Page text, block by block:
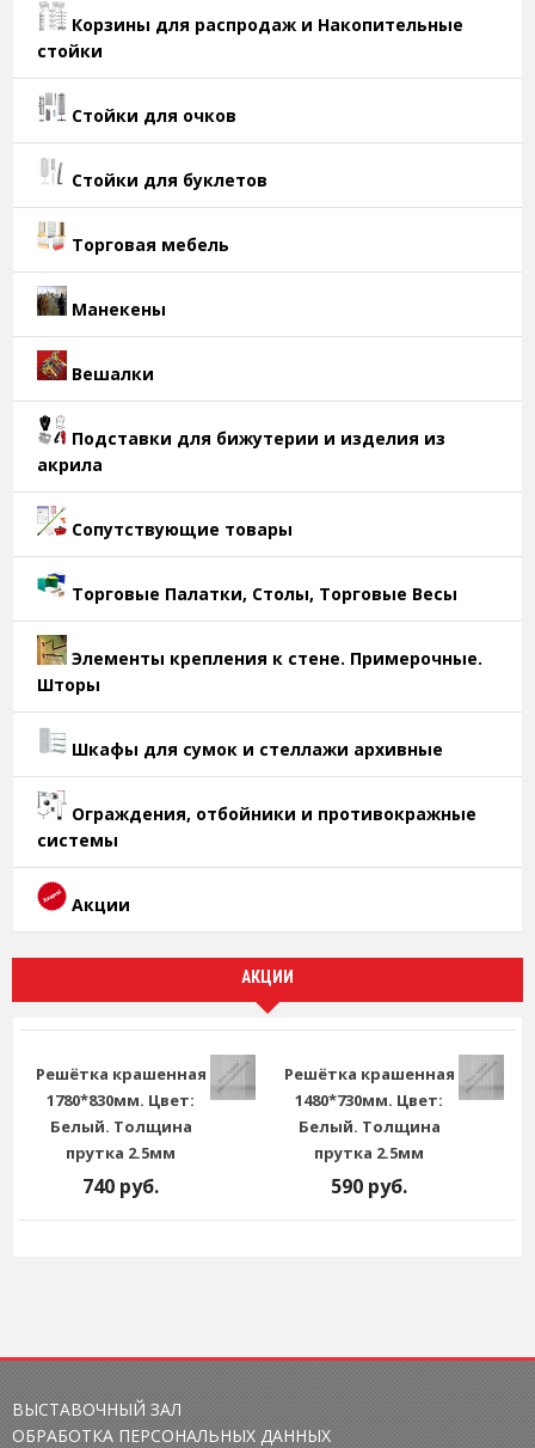
Корзины для распродаж и Накопительные
стойки
Стойки для очков
Стойки для буклетов
Торговая мебель
Манекены
Вешалки
Подставки для бижутерии и изделия из
акрила
Сопутствующие товары
Торговые Палатки, Столы, Торговые Весы
Элементы крепления к стене. Примерочные.
Шторы
Шкафы для сумок и стеллажи архивные
Ограждения, отбойники и противокражные
системы
Акции
АКЦИИ
Решётка крашенная
1780*830мм. Цвет:
Белый. Толщина
прутка 2.5мм
740 руб.
Решётка крашенная
1480*730мм. Цвет:
Белый. Толщина
прутка 2.5мм
590 руб.
ВЫСТАВОЧНЫЙ ЗАЛ
ОБРАБОТКА ПЕРСОНАЛЬНЫХ ДАННЫХ